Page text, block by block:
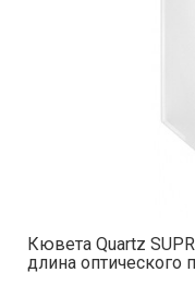
Кювета Quartz
длина